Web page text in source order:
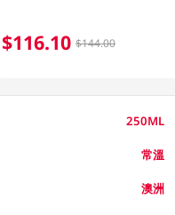
$116.10 $144.00
250ML
常溫
澳洲